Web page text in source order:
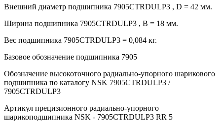
Внешний диаметр подшипника 7905CTRDULP3 , D = 42 мм.
Ширина подшипника 7905CTRDULP3 , B = 18 мм.
Вес подшипника 7905CTRDULP3 = 0,084 кг.
Базовое обозначение подшипника 7905
Обозначение высокоточного радиально-упорного шарикового
подшипника по каталогу NSK 7905CTRDULP3 /
7905CTRDULP3
Артикул прецизионного радиально-упорного
шарикоподшипника NSK - 7905CTRDULP3 RR 5